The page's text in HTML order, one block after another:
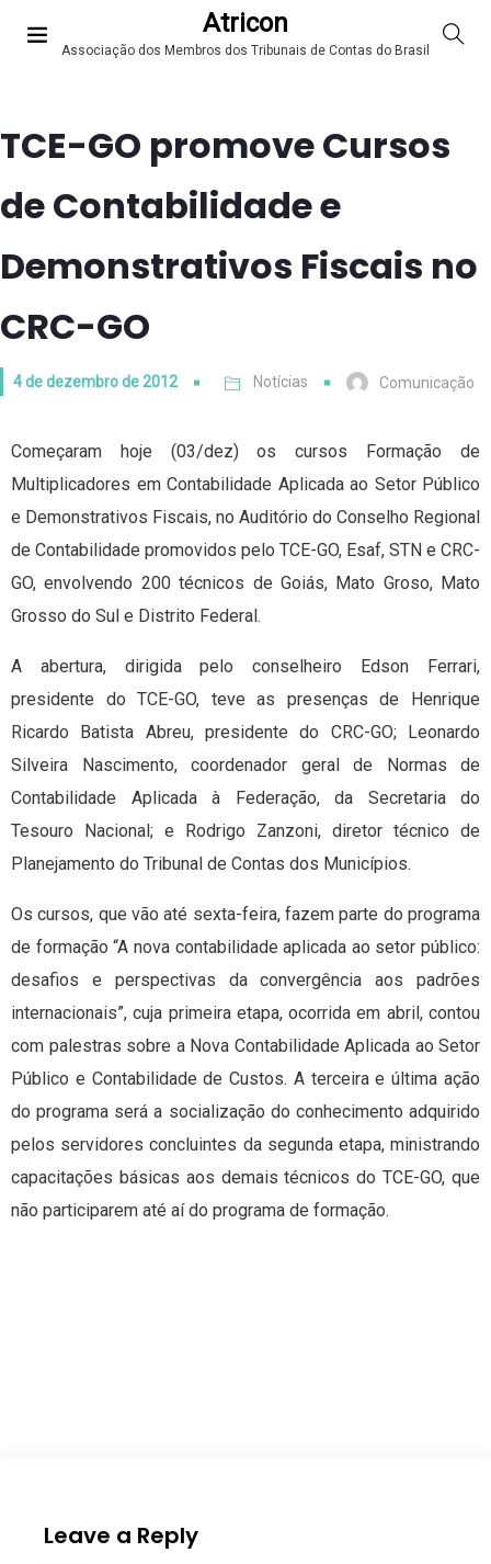
Atricon
Associação dos Membros dos Tribunais de Contas do Brasil
TCE-GO promove Cursos
de Contabilidade e
Demonstrativos Fiscais no
CRC-GO
4 de dezembro de 2012 Notícias Comunicação
Começaram hoje (03/dez) os cursos Formação de
Multiplicadores em Contabilidade Aplicada ao Setor Público
e Demonstrativos Fiscais, no Auditório do Conselho Regional
de Contabilidade promovidos pelo TCE-GO, Esaf, STN e CRC-
GO, envolvendo 200 técnicos de Goiás, Mato Groso, Mato
Grosso do Sul e Distrito Federal.
A abertura, dirigida pelo conselheiro Edson Ferrari,
presidente do TCE-GO, teve as presenças de Henrique
Ricardo Batista Abreu, presidente do CRC-GO; Leonardo
Silveira Nascimento, coordenador geral de Normas de
Contabilidade Aplicada à Federação, da Secretaria do
Tesouro Nacional; e Rodrigo Zanzoni, diretor técnico de
Planejamento do Tribunal de Contas dos Municípios.
Os cursos, que vão até sexta-feira, fazem parte do programa
de formação “A nova contabilidade aplicada ao setor público:
desafios e perspectivas da convergência aos padrões
internacionais”, cuja primeira etapa, ocorrida em abril, contou
com palestras sobre a Nova Contabilidade Aplicada ao Setor
Público e Contabilidade de Custos. A terceira e última ação
do programa será a socialização do conhecimento adquirido
pelos servidores concluintes da segunda etapa, ministrando
capacitações básicas aos demais técnicos do TCE-GO, que
não participarem até aí do programa de formação.
Leave a Reply